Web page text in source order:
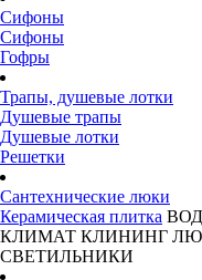
Сифоны
Сифоны
Гофры
Трапы, душевые лотки
Душевые трапы
Душевые лотки
Решетки
Сантехнические люки
Керамическая плитка
КЛИМАТ КЛИНИНГ
СВЕТИЛЬНИКИ